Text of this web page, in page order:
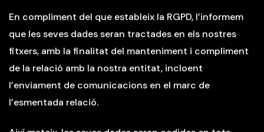
En compliment del que estableix la RGPD, l’informem
que les seves dades seran tractades en els nostres
fitxers, amb la finalitat del manteniment i compliment
de la relació amb la nostra entitat, incloent
l’enviament de comunicacions en el marc de
l’esmentada relació.